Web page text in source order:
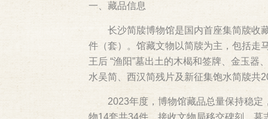
一、藏品信息
长沙简牍博物馆是国内首座集简牍收
件（套）。馆藏文物以简牍为主，包括走
王后 “渔阳”墓出土的木楬和签牌、金玉
水吴简、西汉简残片及新征集饱水简牍共
2023年度，博物馆藏品总量保持稳
物14套共34件，接收文物局移交碑刻、